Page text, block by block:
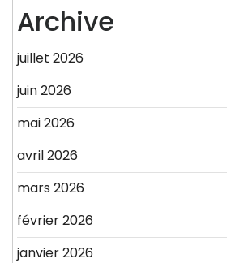
Archive
juillet 2026
juin 2026
mai 2026
avril 2026
mars 2026
février 2026
janvier 2026